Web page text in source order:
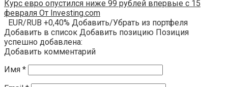
Курс евро опустился ниже 99 рублей впервые с 15
февраля От Investing.com
EUR/RUB +0,40% Добавить/Убрать из портфеля
Добавить в список Добавить позицию Позиция
успешно добавлена:
Добавить комментарий
Имя *